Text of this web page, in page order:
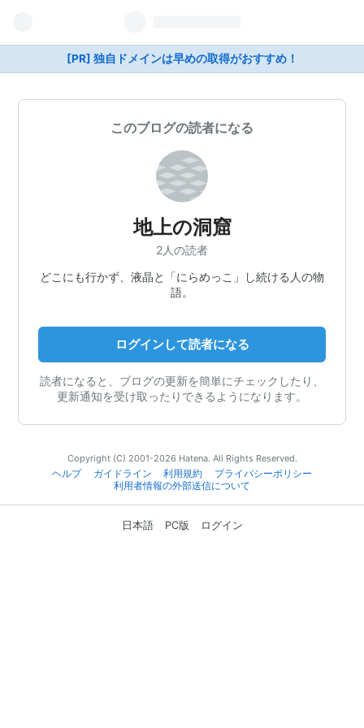
[PR] 独自ドメインは早めの取得がおすすめ！
このブログの読者になる
地上の洞窟
2人の読者
どこにも行かず、液晶と「にらめっこ」し続ける人の物
語。
ログインして読者になる
読者になると、ブログの更新を簡単にチェックしたり、
更新通知を受け取ったりできるようになります。
Copyright (C) 2001-2026 Hatena. All Rights Reserved.
ヘルプ
ガイドライン 利用規約
プライバシーポリシー
利用者情報の外部送信について
日本語 PC版 ログイン